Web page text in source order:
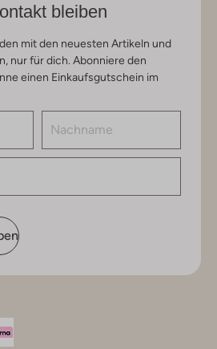
bleiben
mit den neuesten Artikeln und
nur für dich. Abonniere den
einen Einkaufsgutschein im